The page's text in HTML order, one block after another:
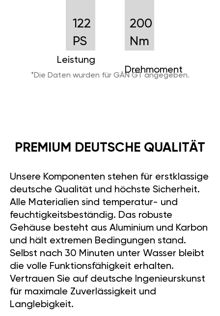
122
PS
Leistung
200
Nm
Drehmoment
*Die Daten wurden für GÄN GT angegeben.
PREMIUM DEUTSCHE QUALITÄT
Unsere Komponenten stehen für erstklassige
deutsche Qualität und höchste Sicherheit.
Alle Materialien sind temperatur- und
feuchtigkeitsbeständig. Das robuste
Gehäuse besteht aus Aluminium und Karbon
und hält extremen Bedingungen stand.
Selbst nach 30 Minuten unter Wasser bleibt
die volle Funktionsfähigkeit erhalten.
Vertrauen Sie auf deutsche Ingenieurskunst
für maximale Zuverlässigkeit und
Langlebigkeit.